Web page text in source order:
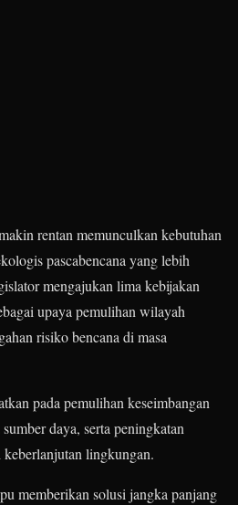
rentan memunculkan kebutuhan
pascabencana yang lebih
mengajukan lima kebijakan
upaya pemulihan wilayah
risiko bencana di masa
pada pemulihan keseimbangan
daya, serta peningkatan
lingkungan.
memberikan solusi jangka panjang